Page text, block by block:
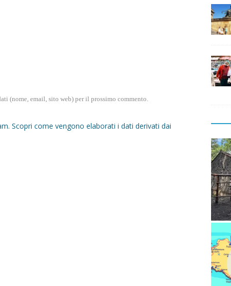
(nome, email, sito web) per il prossimo commento.
Scopri come vengono elaborati i dati derivati dai